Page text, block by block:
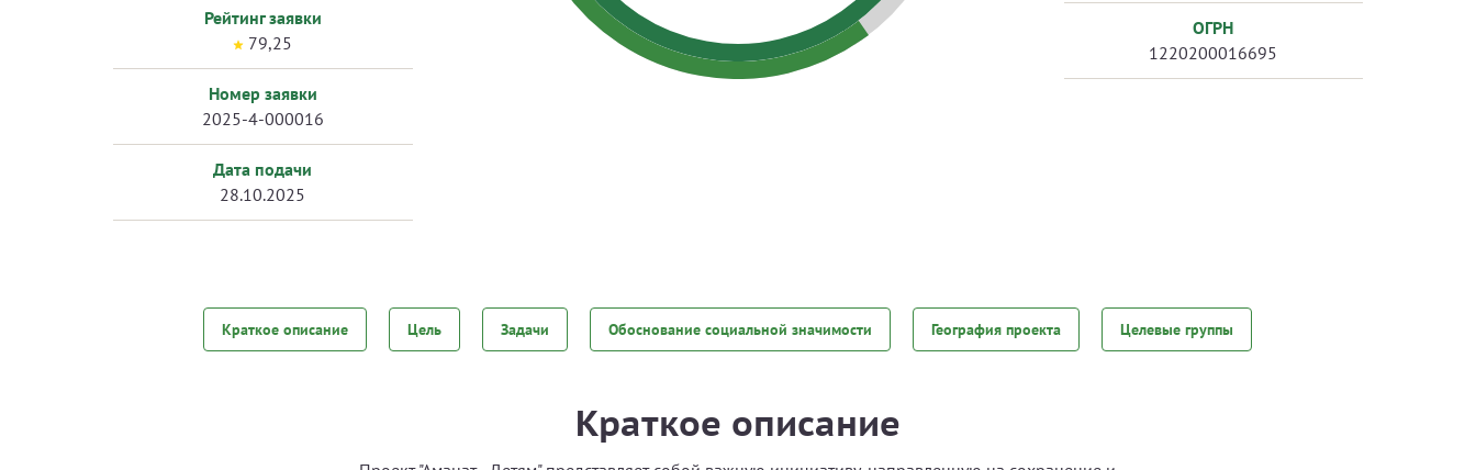
Рейтинг заявки
79,25
Номер заявки
2025-4-000016
Дата подачи
28.10.2025
ОГРН
1220200016695
Краткое описание Цель Задачи Обоснование социальной значимости География проекта Целевые группы
Краткое описание